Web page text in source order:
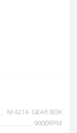
M 4214- GEAR BOX
9000RPM